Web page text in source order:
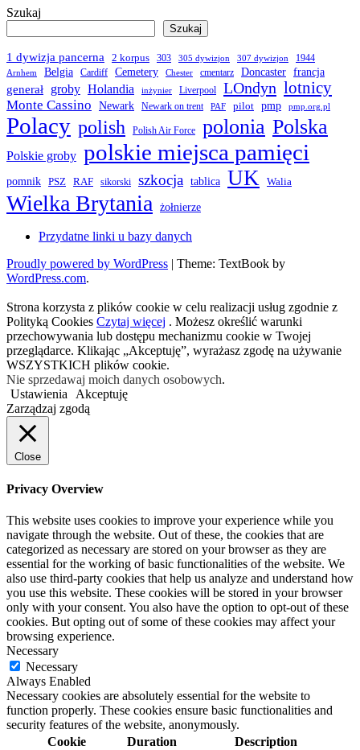
Szukaj
Szukaj
1 dywizja pancerna 2 korpus 303 305 dywizjon 307 dywizjon 1944
Arnhem Belgia Cardiff Cemetery Chester cmentarz Doncaster francja
generał
groby Holandia inżynier Liverpool LOndyn lotnicy
Monte Cassino Newark Newark on trent PAF pilot pmp pmp.org.pl
Polacy polish Polish Air Force polonia Polska
Polskie groby polskie miejsca pamięci
pomnik PSZ RAF sikorski szkocja tablica UK Walia
Wielka Brytania żołnierze
Przydatne linki u bazy danych
Proudly powered by WordPress | Theme: TextBook by
WordPress.com.
Strona korzysta z plików cookie w celu realizacji usług zgodnie z
Polityką Cookies Czytaj więcej . Możesz określić warunki
przechowywania lub dostępu mechanizmu cookie w Twojej
przeglądarce. Klikając „Akceptuję”, wyrażasz zgodę na używanie
WSZYSTKICH plików cookie.
Nie sprzedawaj moich danych osobowych.
Ustawienia
Akceptuję
Zarządzaj zgodą
Close
Privacy Overview
This website uses cookies to improve your experience while you
navigate through the website. Out of these, the cookies that are
categorized as necessary are stored on your browser as they are
essential for the working of basic functionalities of the website. We
also use third-party cookies that help us analyze and understand how
you use this website. These cookies will be stored in your browser
only with your consent. You also have the option to opt-out of these
cookies. But opting out of some of these cookies may affect your
browsing experience.
Necessary
Necessary
Always Enabled
Necessary cookies are absolutely essential for the website to
function properly. These cookies ensure basic functionalities and
security features of the website, anonymously.
Cookie
Duration Description